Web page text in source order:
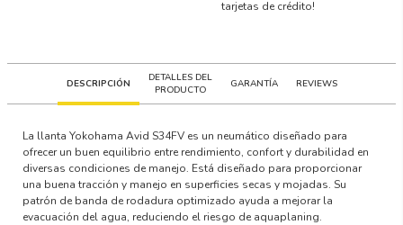
tarjetas de crédito!
DESCRIPCIÓN
DETALLES DEL
PRODUCTO
GARANTÍA REVIEWS
La llanta Yokohama Avid S34FV es un neumático diseñado para
ofrecer un buen equilibrio entre rendimiento, confort y durabilidad en
diversas condiciones de manejo. Está diseñado para proporcionar
una buena tracción y manejo en superficies secas y mojadas. Su
patrón de banda de rodadura optimizado ayuda a mejorar la
evacuación del agua, reduciendo el riesgo de aquaplaning.